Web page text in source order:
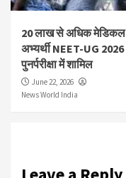
20 लाख से अधिक मेडिकल
अभ्यर्थी NEET-UG 2026
पुनर्परीक्षा में शामिल
June 22, 2026
News World India